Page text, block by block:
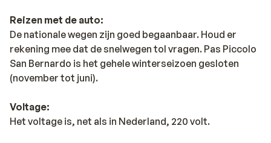
Reizen met de auto:
De nationale wegen zijn goed begaanbaar. Houd er
rekening mee dat de snelwegen tol vragen. Pas Piccolo
San Bernardo is het gehele winterseizoen gesloten
(november tot juni).
Voltage:
Het voltage is, net als in Nederland, 220 volt.